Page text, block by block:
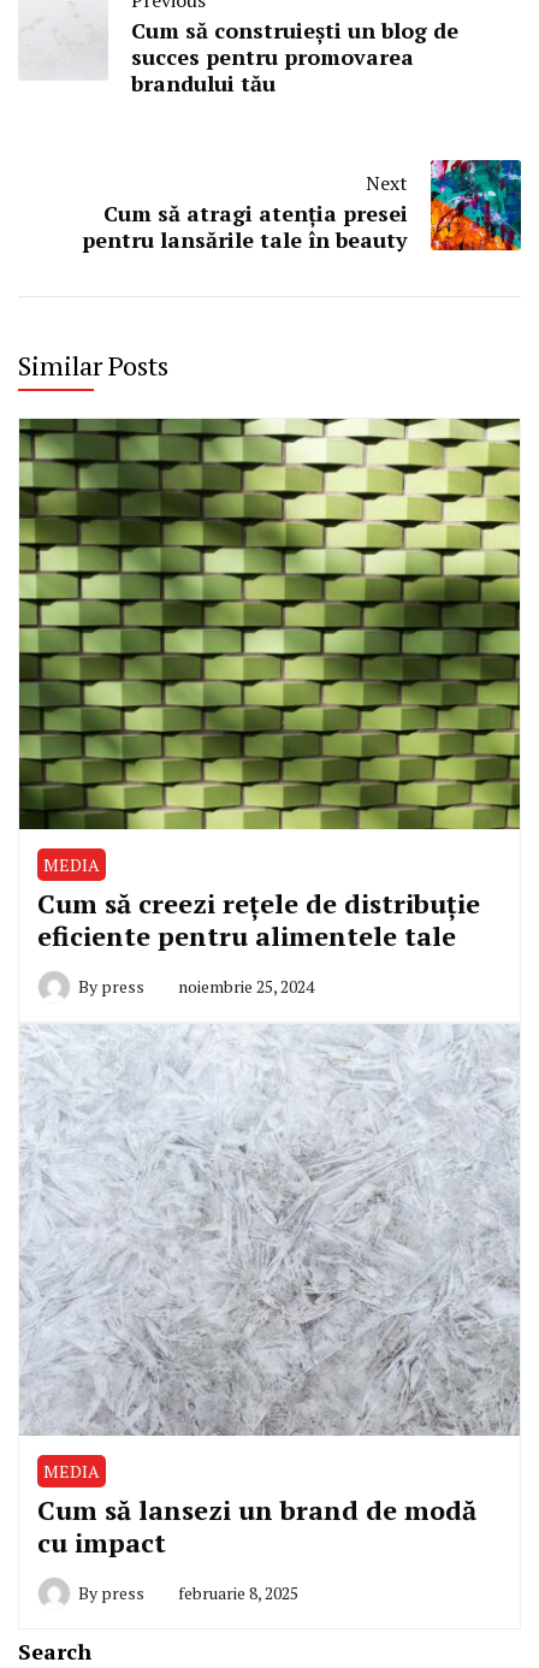
Cum să construiești un blog de
succes pentru promovarea
brandului tău
Next
Cum să atragi atenția presei
pentru lansările tale în beauty
Similar Posts
MEDIA
Cum să creezi rețele de distribuție
eficiente pentru alimentele tale
By press noiembrie 25, 2024
MEDIA
Cum să lansezi un brand de modă
cu impact
By press februarie 8, 2025
Search